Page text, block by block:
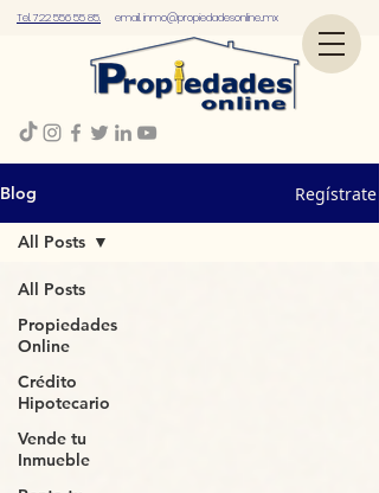
Tel. 722 556 55 85. email.inmo@propiedadesonline..mx
Blog Regístrate
All Posts
Propiedades
Online
Crédito
Hipotecario
Vende tu
Inmueble
All Posts